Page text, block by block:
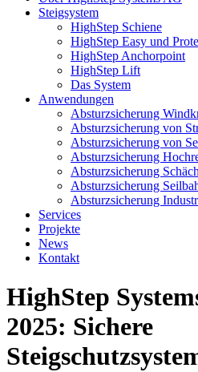
Steigsystem
HighStep Schiene
HighStep Easy und
HighStep Anchorpoint
HighStep Lift
Das System
Anwendungen
Absturzsicherung
Absturzsicherung von
Absturzsicherung von
Absturzsicherung
Absturzsicherung
Absturzsicherung
Absturzsicherung
Services
Projekte
News
Kontakt
HighStep
2025: Sichere